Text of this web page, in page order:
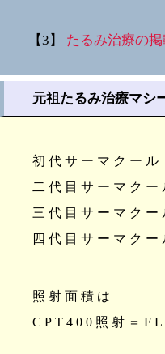
【3】 たるみ治療の
元祖たるみ治療マシ
初代サーマクール
二代目サーマク
三代目サーマクー
四代目サーマク
照射面積は
CPT400照射＝